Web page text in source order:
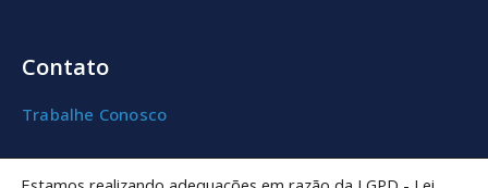
Contato
Trabalhe Conosco